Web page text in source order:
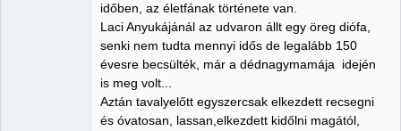
időben, az életfának története van.
Laci Anyukájánál az udvaron állt egy öreg diófa,
senki nem tudta mennyi idős de legalább 150
évesre becsülték, már a dédnagymamája idején
is meg volt...
Aztán tavalyelőtt egyszercsak elkezdett recsegni
és óvatosan, lassan,elkezdett kidőlni magától,